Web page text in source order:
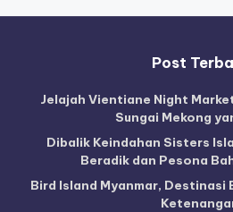
Post
Jelajah Vientiane Night
Sungai Mekong
Dibalik Keindahan Sisters
Beradik dan Pesona
Bird Island Myanmar, Destinasi